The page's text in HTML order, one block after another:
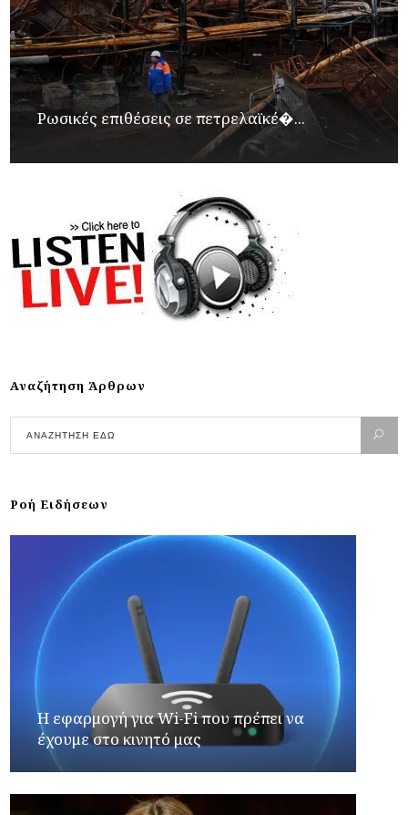
Ρωσικές επιθέσεις σε πετρελαϊκέ�...
Αναζήτηση Άρθρων
Ροή Ειδήσεων
Η εφαρμογή για Wi-Fi που πρέπει να
έχουμε στο κινητό μας